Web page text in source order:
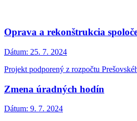
Oprava a rekonštrukcia
Dátum: 25. 7. 2024
Projekt podporený z rozpočtu
Zmena úradných hodín
Dátum: 9. 7. 2024